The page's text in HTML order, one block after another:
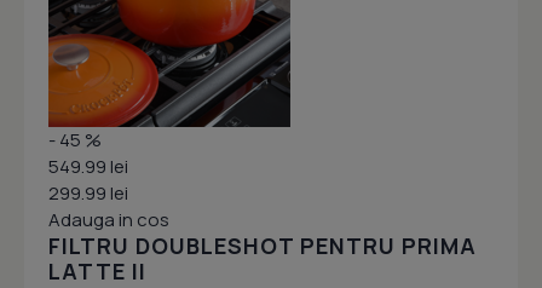
- 45 %
549.99 lei
299.99 lei
Adauga in cos
FILTRU DOUBLESHOT PENTRU PRIMA
LATTE II